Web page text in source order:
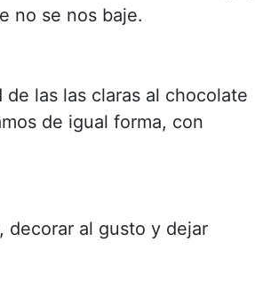
no se nos baje.
las las claras al chocolate
de igual forma, con
decorar al gusto y dejar